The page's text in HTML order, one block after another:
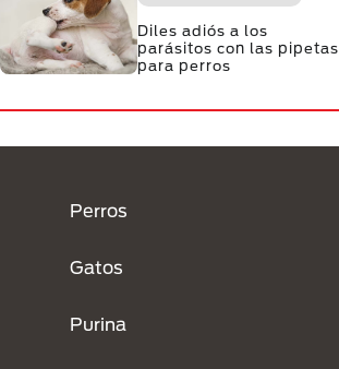
Diles adiós a los
parásitos con las pipetas
para perros
Perros
Gatos
Purina